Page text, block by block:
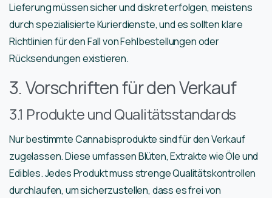
Lieferung müssen sicher und diskret erfolgen, meistens
durch spezialisierte Kurierdienste, und es sollten klare
Richtlinien für den Fall von Fehlbestellungen oder
Rücksendungen existieren.
3. Vorschriften für den Verkauf
3.1 Produkte und Qualitätsstandards
Nur bestimmte Cannabisprodukte sind für den Verkauf
zugelassen. Diese umfassen Blüten, Extrakte wie Öle und
Edibles. Jedes Produkt muss strenge Qualitätskontrollen
durchlaufen, um sicherzustellen, dass es frei von